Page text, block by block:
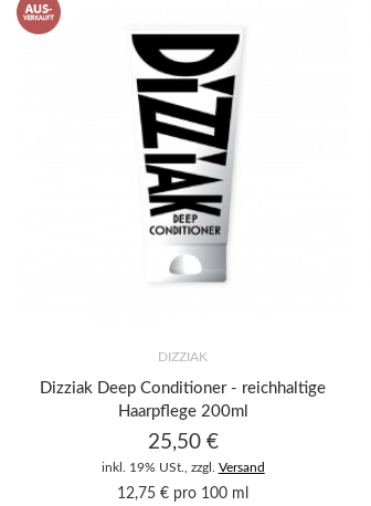
DIZZIAK
Dizziak Deep Conditioner - reichhaltige
Haarpflege 200ml
25,50 €
inkl. 19% USt., zzgl. Versand
12,75 € pro 100 ml